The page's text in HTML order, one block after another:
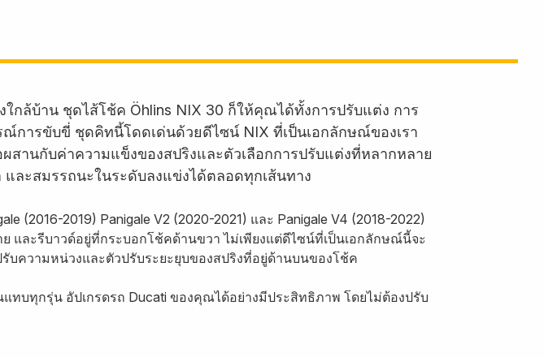
ล้บ้าน ชุดไส้โช้ค Öhlins NIX 30 ก็ให้คุณได้ทั้งการปรับแต่ง การ
การขับขี่ ชุดคิทนี้โดดเด่นด้วยดีไซน์ NIX ที่เป็นเอกลักษณ์ของเรา
านกับค่าความแข็งของสปริงและตัวเลือกการปรับแต่งที่หลากหลาย
ละสมรรถนะในระดับลงแข่งได้ตลอดทุกเส้นทาง
(2016-2019) Panigale V2 (2020-2021) และ Panigale V4 (2018-2022)
ละรีบาวด์อยู่ที่กระบอกโช้คด้านขวา ไม่เพียงแต่ดีไซน์ที่เป็นเอกลักษณ์นี้จะ
บความหน่วงและตัวปรับระยะยุบของสปริงที่อยู่ด้านบนของโช้ค
ทบทุกรุ่น อัปเกรดรถ Ducati ของคุณได้อย่างมีประสิทธิภาพ โดยไม่ต้องปรับ